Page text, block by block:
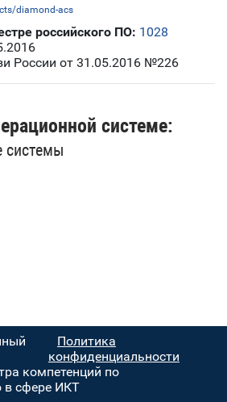
diamond-acs
российского ПО: 1028
России от 31.05.2016 №226
системе:
системы
Политика
конфиденциальности
компетенций по
сфере ИКТ